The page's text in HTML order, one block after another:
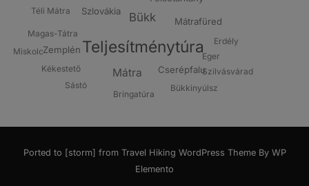
Teljesítménytúra
Bükk
Mátra Cserépfalu
Szlovákia
Zemplén
Mátrafüred
Magas-Tátra
Erdély
Kékestető
Bükkinyúlsz
Eger
Téli Mátra
Szilvásvárad
Sástó
Bringatúra
Miskolc
Ported to [storm] from Travel Hiking WordPress Theme By WP
Elemento